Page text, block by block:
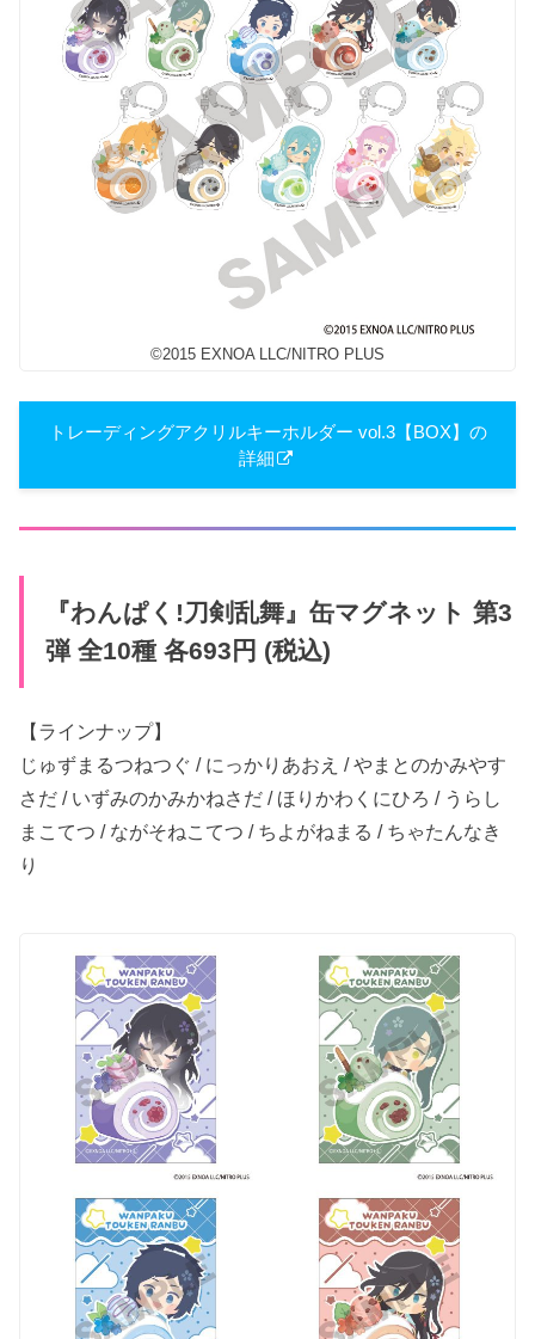
©2015 EXNOA LLC/NITRO PLUS
トレーディングアクリルキーホルダー vol.3【BOX】の
詳細
『わんぱく​!刀剣乱舞』​缶マグネット 第3
弾 全10種 各693円 (税込)
【ラインナップ】
じゅずまる​つねつぐ / にっかり​あ​おえ / やまとのかみやす
さだ / いずみのかみかねさだ / ほりかわくに​ひろ / うらし
まこて​つ / なが​そねこてつ / ちよが​ねまる / ちゃたんな​き
り